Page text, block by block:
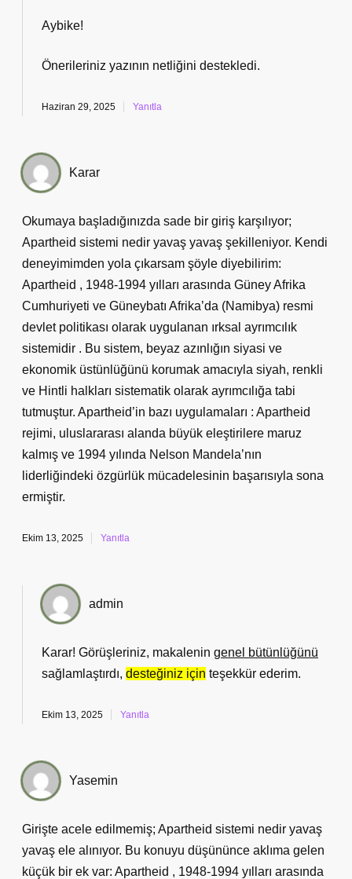
Aybike!
Önerileriniz yazının netliğini destekledi.
Haziran 29, 2025 Yanıtla
Karar
Okumaya başladığınızda sade bir giriş karşılıyor;
Apartheid sistemi nedir yavaş yavaş şekilleniyor. Kendi
deneyimimden yola çıkarsam şöyle diyebilirim:
Apartheid , 1948-1994 yılları arasında Güney Afrika
Cumhuriyeti ve Güneybatı Afrika’da (Namibya) resmi
devlet politikası olarak uygulanan ırksal ayrımcılık
sistemidir . Bu sistem, beyaz azınlığın siyasi ve
ekonomik üstünlüğünü korumak amacıyla siyah, renkli
ve Hintli halkları sistematik olarak ayrımcılığa tabi
tutmuştur. Apartheid’in bazı uygulamaları : Apartheid
rejimi, uluslararası alanda büyük eleştirilere maruz
kalmış ve 1994 yılında Nelson Mandela’nın
liderliğindeki özgürlük mücadelesinin başarısıyla sona
ermiştir.
Ekim 13, 2025 Yanıtla
admin
Karar! Görüşleriniz, makalenin genel bütünlüğünü
sağlamlaştırdı, desteğiniz için teşekkür ederim.
Ekim 13, 2025 Yanıtla
Yasemin
Girişte acele edilmemiş; Apartheid sistemi nedir yavaş
yavaş ele alınıyor. Bu konuyu düşününce aklıma gelen
küçük bir ek var: Apartheid , 1948-1994 yılları arasında